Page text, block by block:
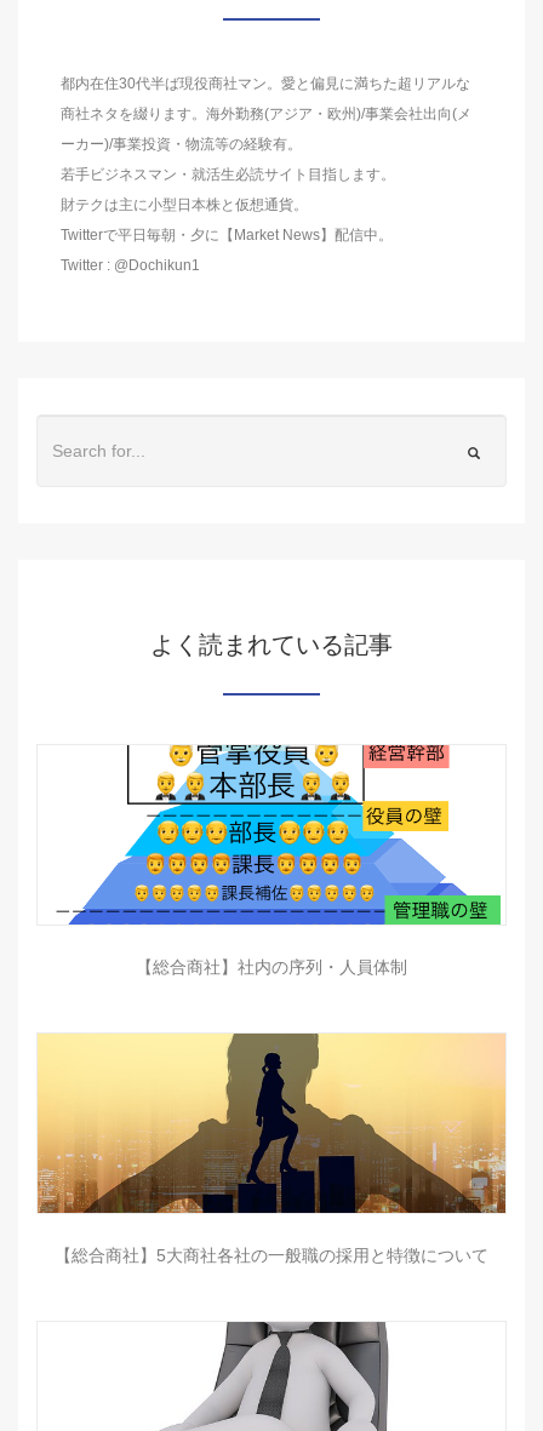
都内在住30代半ば現役商社マン。愛と偏見に満ちた超リアルな
商社ネタを綴ります。海外勤務(アジア・欧州)/事業会社出向(メ
ーカー)/事業投資・物流等の経験有。
若手ビジネスマン・就活生必読サイト目指します。
財テクは主に小型日本株と仮想通貨。
Twitterで平日毎朝・夕に【Market News】配信中。
Twitter : @Dochikun1
よく読まれている記事
【総合商社】社内の序列・人員体制
【総合商社】5大商社各社の一般職の採用と特徴について